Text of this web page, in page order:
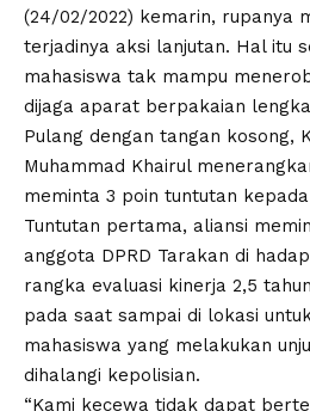
(24/02/2022) kemarin, rupanya
terjadinya aksi lanjutan. Hal itu
mahasiswa tak mampu
dijaga aparat berpakaian
Pulang dengan tangan kosong,
Muhammad Khairul
meminta 3 poin tuntutan kepada
Tuntutan pertama, aliansi
anggota DPRD Tarakan di
rangka evaluasi kinerja 2,5
pada saat sampai di lokasi
mahasiswa yang melakukan
dihalangi kepolisian.
“Kami kecewa tidak dapat